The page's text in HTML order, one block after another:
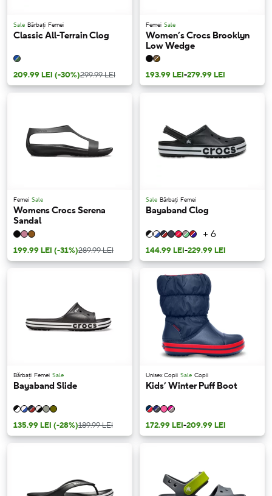
Sale Bărbați Femei
Classic All-Terrain Clog
209.99 LEI (-30%)299.99 LEI
Femei Sale
Women’s Crocs Brooklyn
Low Wedge
193.99 LEI-279.99 LEI
Femei Sale
Womens Crocs Serena
Sandal
199.99 LEI (-31%)289.99 LEI
Sale Bărbați Femei
Bayaband Clog
+ 6
144.99 LEI-229.99 LEI
Bărbați Femei Sale
Bayaband Slide
135.99 LEI (-28%)189.99 LEI
Unisex Copii Sale Copii
Kids’ Winter Puff Boot
172.99 LEI-209.99 LEI